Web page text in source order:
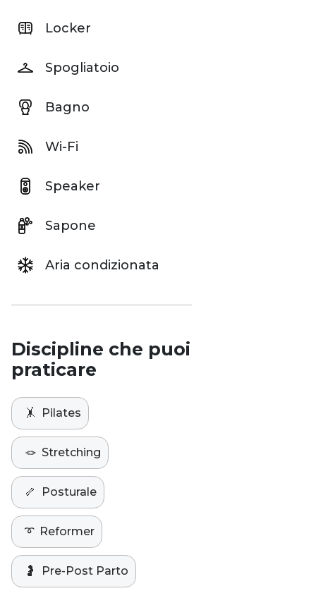
Locker
Spogliatoio
Bagno
Wi-Fi
Speaker
Sapone
Aria condizionata
Discipline che puoi
praticare
🤸 Pilates
🪢 Stretching
🦴 Posturale
➰ Reformer
🤰 Pre-Post Parto